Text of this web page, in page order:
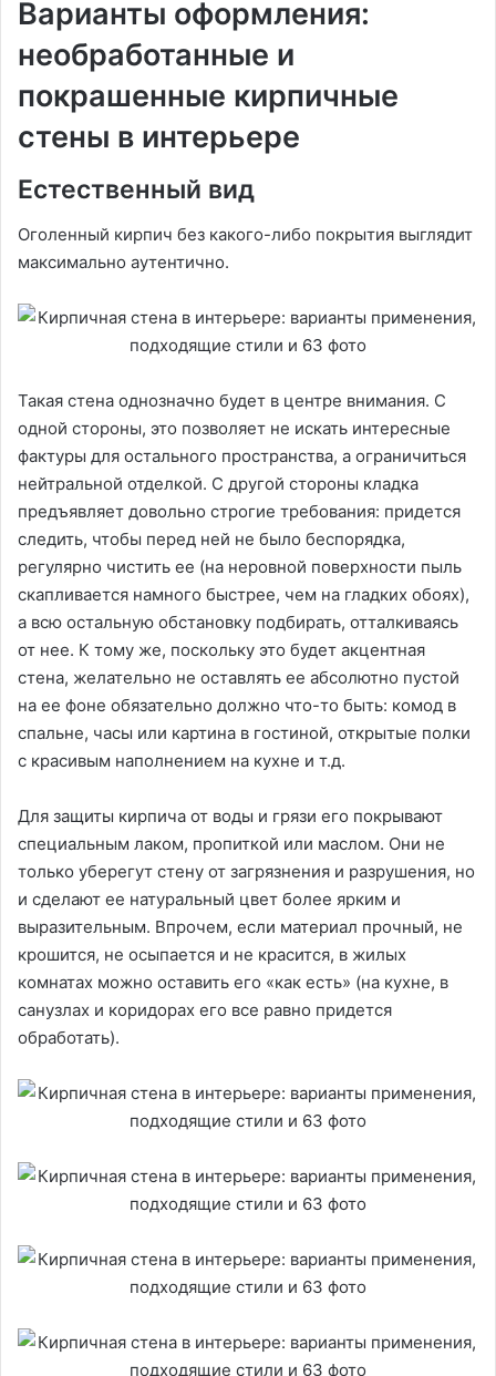
Варианты оформления:
необработанные и
покрашенные кирпичные
стены в интерьере
Естественный вид
Оголенный кирпич без какого-либо покрытия выглядит
максимально аутентично.
Такая стена однозначно будет в центре внимания. С
одной стороны, это позволяет не искать интересные
фактуры для остального пространства, а ограничиться
нейтральной отделкой. С другой стороны кладка
предъявляет довольно строгие требования: придется
следить, чтобы перед ней не было беспорядка,
регулярно чистить ее (на неровной поверхности пыль
скапливается намного быстрее, чем на гладких обоях),
а всю остальную обстановку подбирать, отталкиваясь
от нее. К тому же, поскольку это будет акцентная
стена, желательно не оставлять ее абсолютно пустой
на ее фоне обязательно должно что-то быть: комод в
спальне, часы или картина в гостиной, открытые полки
с красивым наполнением на кухне и т.д.
Для защиты кирпича от воды и грязи его покрывают
специальным лаком, пропиткой или маслом. Они не
только уберегут стену от загрязнения и разрушения, но
и сделают ее натуральный цвет более ярким и
выразительным. Впрочем, если материал прочный, не
крошится, не осыпается и не красится, в жилых
комнатах можно оставить его «как есть» (на кухне, в
санузлах и коридорах его все равно придется
обработать).